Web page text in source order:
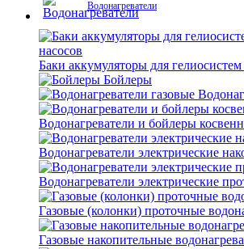
Водонагреватели
Баки аккумуляторы для
Бойлеры
Водонагреватели и бойлеры
Водонагреватели электрические
Водонагреватели электрические
Газовые (колонки) проточные
Газовые накопительные